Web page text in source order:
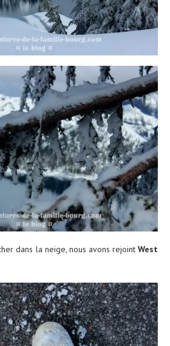
dans la neige, nous avons rejoint West